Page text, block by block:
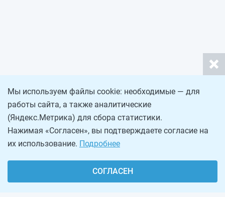
Мы используем файлы cookie: необходимые — для
работы сайта, а также аналитические
(Яндекс.Метрика) для сбора статистики.
Нажимая «Согласен», вы подтверждаете согласие на
их использование. Подробнее
СОГЛАСЕН